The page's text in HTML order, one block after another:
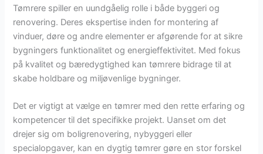
Tømrere spiller en uundgåelig rolle i både byggeri og
renovering. Deres ekspertise inden for montering af
vinduer, døre og andre elementer er afgørende for at sikre
bygningers funktionalitet og energieffektivitet. Med fokus
på kvalitet og bæredygtighed kan tømrere bidrage til at
skabe holdbare og miljøvenlige bygninger.
Det er vigtigt at vælge en tømrer med den rette erfaring og
kompetencer til det specifikke projekt. Uanset om det
drejer sig om boligrenovering, nybyggeri eller
specialopgaver, kan en dygtig tømrer gøre en stor forskel